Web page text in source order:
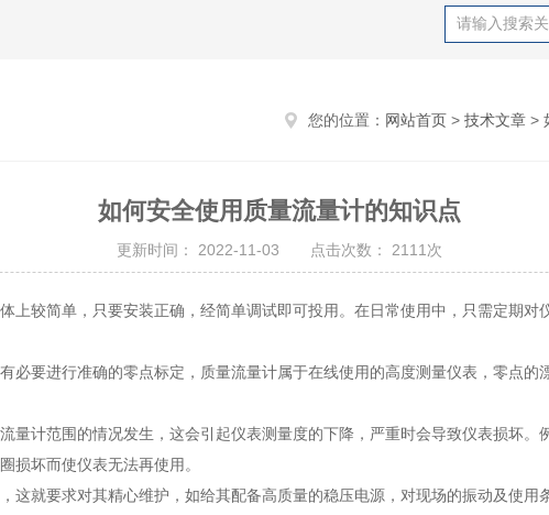
您的位置： 网站首页 > 技术文章 >
如何安全使用质量流量计的知识点
更新时间： 2022-11-03 点击次数： 2111次
较简单，只要安装正确，经简单调试即可投用。在日常使用中，只需定期对
要进行准确的零点标定，质量流量计属于在线使用的高度测量仪表，零点的
计范围的情况发生，这会引起仪表测量度的下降，严重时会导致仪表损坏。
损坏而使仪表无法再使用。
就要求对其精心维护，如给其配备高质量的稳压电源，对现场的振动及使用